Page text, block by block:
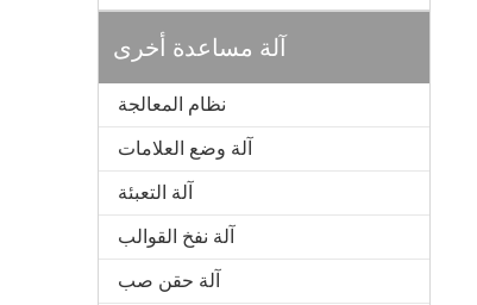
آلة مساعدة أخرى
نظام المعالجة
آلة وضع العلامات
آلة التعبئة
آلة نفخ القوالب
آلة حقن صب